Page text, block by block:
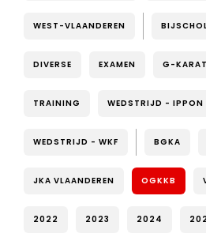
WEST-VLAANDEREN
DIVERSE EXAMEN G-
TRAINING WEDSTRIJD - IPPON
WEDSTRIJD - WKF BGKA
JKA VLAANDEREN OGKKB
2022 2023 2024